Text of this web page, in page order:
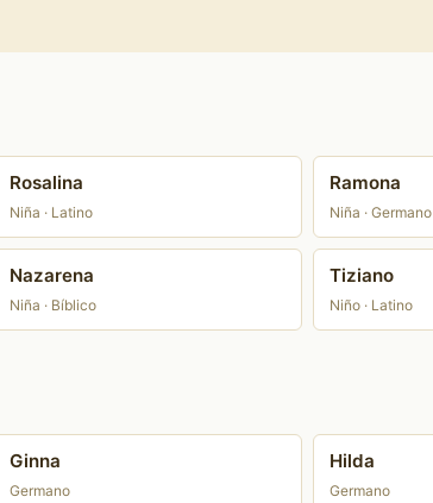
Rosalina
Niña · Latino
Ramona
Niña · Germano
Nazarena
Niña · Bíblico
Tiziano
Niño · Latino
Ginna
Germano
Hilda
Germano